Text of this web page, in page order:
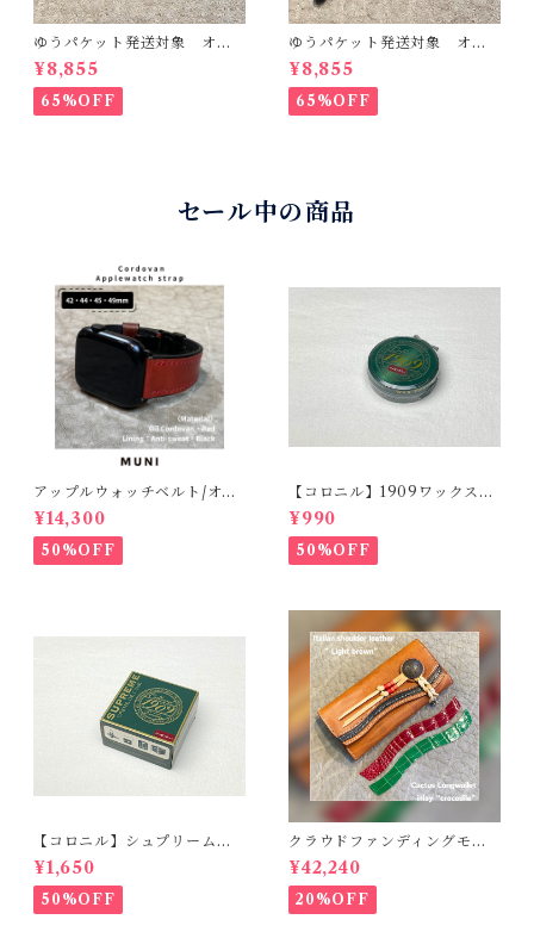
ゆうパケット発送対象 オー
ストリッチ ネイビー フラ
グメントケース コインケー
ス カードケース 小銭入
れ 日本製 サンプル品
¥8,855
65%OFF
ゆうパケット発送対象 オー
ストリッチ ピーコックグリ
ーン ラウンドファスナーコ
インケース＆カードケース
小銭入れ 日本製 サンプル
¥8,855
65%OFF
セール中の商品
アップルウォッチベルト/オイ
ルコードバン・レッド・フラ
ット（For 42/44/45/49m
m）時計バンド
¥14,300
50%OFF
【コロニル】1909ワックスポ
リッシュ バーガンディ（革
靴用）
¥990
50%OFF
【コロニル】シュプリームク
リームDX バーガンディ
¥1,650
50%OFF
クラウドファンディングモデ
ル！Cactus・カクタス ロン
グウォレット（CWBL-03）
インレイ・クロコダイル × イ
タリアンショルダーレザー
¥42,240
20%OFF